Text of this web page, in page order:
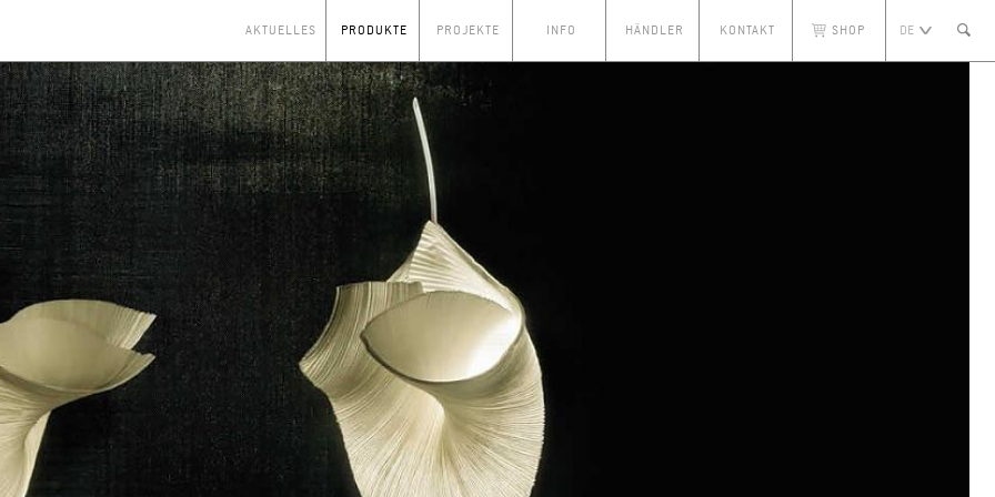
AKTUELLES PRODUKTE PROJEKTE INFO HÄNDLER KONTAKT SHOP DE